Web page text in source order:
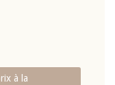
à la